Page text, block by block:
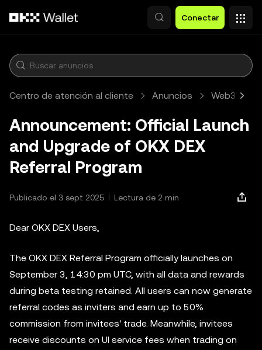
Conectar
Centro de atención al cliente Anuncios Web3
Announcement: Official Launch
and Upgrade of OKX DEX
Referral Program
Publicado el 3 sept 2025 Lectura de 2 min
Dear OKX DEX Users,
The OKX DEX Referral Program officially launches on
September 3, 14:30 pm UTC, with all data and rewards
during beta testing retained. All users can now generate
referral codes as inviters and earn up to 50%
commission from invitees' trade. Meanwhile, invitees
receive discounts on UI service fees when trading on